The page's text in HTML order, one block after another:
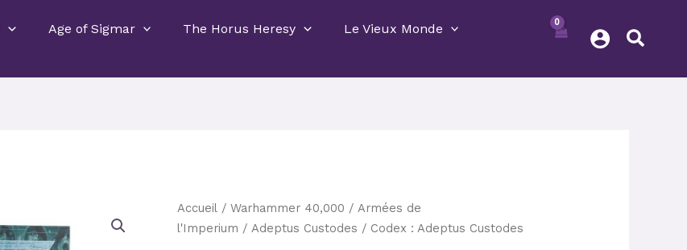
Age of Sigmar The Horus Heresy
Le Vieux Monde
Accueil /Warhammer 40,000 /Armées de
l'Imperium /Adeptus Custodes / Codex : Adeptus Custodes
Le
prix
Le
prix
quantité
de